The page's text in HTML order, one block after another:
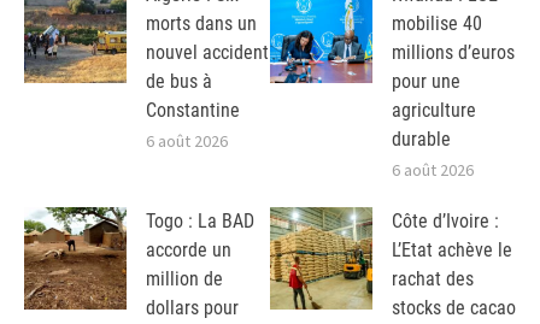
morts dans un
nouvel accident
de bus à
Constantine
6 août 2026
mobilise 40
millions d’euros
pour une
agriculture
durable
6 août 2026
Togo : La BAD
accorde un
million de
dollars pour
Côte d’Ivoire :
L’Etat achève le
rachat des
stocks de cacao